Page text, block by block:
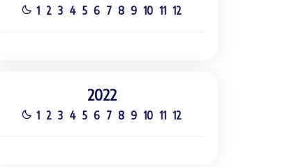
1 2 3 4 5 6 7 8 9 10 11 12
2022
1 2 3 4 5 6 7 8 9 10 11 12